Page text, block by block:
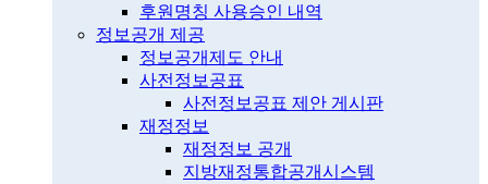
후원명칭 사용승인 내역
정보공개 제공
정보공개제도 안내
사전정보공표
사전정보공표 제안 게시판
재정정보
재정정보 공개
지방재정통합공개시스템